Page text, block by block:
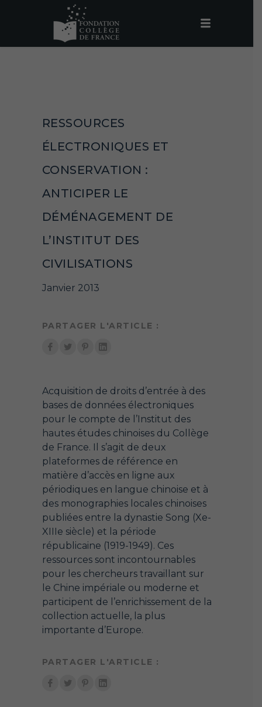
RESSOURCES
ÉLECTRONIQUES ET
CONSERVATION :
ANTICIPER LE
DÉMÉNAGEMENT DE
L’INSTITUT DES
CIVILISATIONS
Janvier 2013
PARTAGER L'ARTICLE :
Acquisition de droits d’entrée à des
bases de données électroniques
pour le compte de l’Institut des
hautes études chinoises du Collège
de France. Il s’agit de deux
plateformes de référence en
matière d’accès en ligne aux
périodiques en langue chinoise et à
des monographies locales chinoises
publiées entre la dynastie Song (Xe-
XIIIe siècle) et la période
républicaine (1919-1949). Ces
ressources sont incontournables
pour les chercheurs travaillant sur
le Chine impériale ou moderne et
participent de l’enrichissement de la
collection actuelle, la plus
importante d’Europe.
PARTAGER L'ARTICLE :